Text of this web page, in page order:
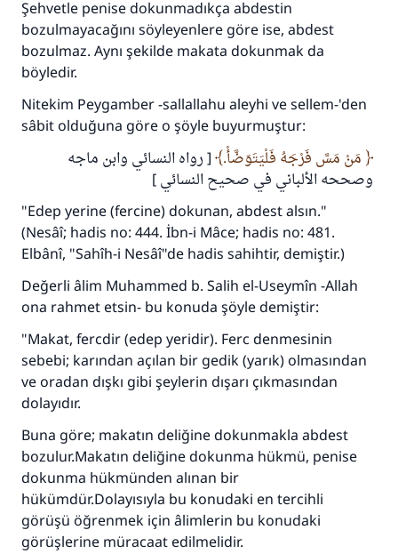
Şehvetle penise dokunmadıkça abdestin
bozulmayacağını söyleyenlere göre ise, abdest
bozulmaz. Aynı şekilde makata dokunmak da
böyledir.
Nitekim Peygamber -sallallahu aleyhi ve sellem-'den
sâbit olduğuna göre o şöyle buyurmuştur:
مَنْ مَسَّ فَرْجَهُ فَلْيَتَوَضَّأْ.
[ رواه النسائي وابن ماجه
وصححه الألباني في صحيح النسائي ]
"Edep yerine (fercine) dokunan, abdest alsın."
(Nesâî; hadis no: 444. İbn-i Mâce; hadis no: 481.
Elbânî, "Sahîh-i Nesâî"de hadis sahihtir, demiştir.)
Değerli âlim Muhammed b. Salih el-Useymîn -Allah
ona rahmet etsin- bu konuda şöyle demiştir:
"Makat, fercdir (edep yeridir). Ferc denmesinin
sebebi; karından açılan bir gedik (yarık) olmasından
ve oradan dışkı gibi şeylerin dışarı çıkmasından
dolayıdır.
Buna göre; makatın deliğine dokunmakla abdest
bozulur.Makatın deliğine dokunma hükmü, penise
dokunma hükmünden alınan bir
hükümdür.Dolayısıyla bu konudaki en tercihli
görüşü öğrenmek için âlimlerin bu konudaki
görüşlerine müracaat edilmelidir.
110845 Nolu Cevap, bir evliliği
kurtardı.
Ümmete cevapları ulaştırmak için bizi destekle
Rasulullah ﷺ şöyle dedi:
Her kim bir hayra yol gösterirse , hayrı yapan
kişinin sevabı kadar ona sevap yazılır.